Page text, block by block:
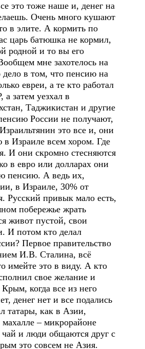
это тоже наше и, денег на
Очень много кушают
в элите. А кормить по
царь батюшка не кормил,
родной и то вы его
мне захотелось на
в том, что пенсию на
евреи, а те кто работал
затем уезхал в
Таджикистан и другие
России не получают,
это все и, они
Израиле всем хором. Где
И они скромно стесняются
в евро или долларах они
пенсию. А ведь их,
в Израиле, 30% от
Русский привык мало есть,
побережье жрать
живот пустой, свои
И потом кто делал
Первое правительство
И.В. Сталина, всё
имейте это в виду. А кто
свое желание и
когда все из него
денег нет и все подались
татары, как в Азии,
– микрорайоне
чай и люди общаются друг с
это совсем не Азия.